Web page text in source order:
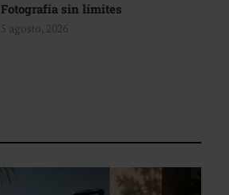
Fotografía sin límites
5 agosto, 2026